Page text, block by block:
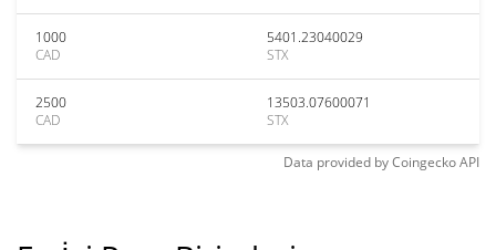
1000
CAD
5401.23040029
STX
2500
CAD
13503.07600071
STX
Data provided byCoingeckoAPI